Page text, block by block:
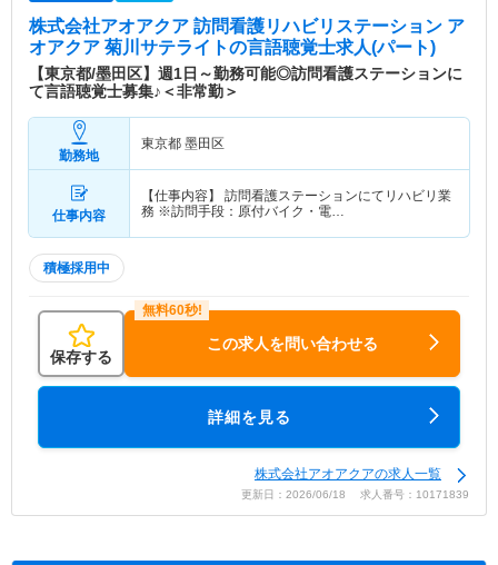
株式会社アオアクア 訪問看護リハビリステーション ア
オアクア 菊川サテライトの言語聴覚士求人(パート)
【東京都/墨田区】週1日～勤務可能◎訪問看護ステーションに
て言語聴覚士募集♪＜非常勤＞
勤務地
東京都 墨田区
仕事内容
【仕事内容】 訪問看護ステーションにてリハビリ業
務 ※訪問手段：原付バイク・電…
積極採用中
保存する
この求人を問い合わせる
詳細を見る
株式会社アオアクアの求人一覧
更新日：2026/06/18 求人番号：10171839